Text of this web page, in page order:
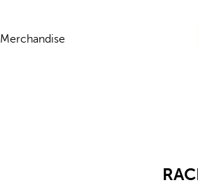
Merchandise